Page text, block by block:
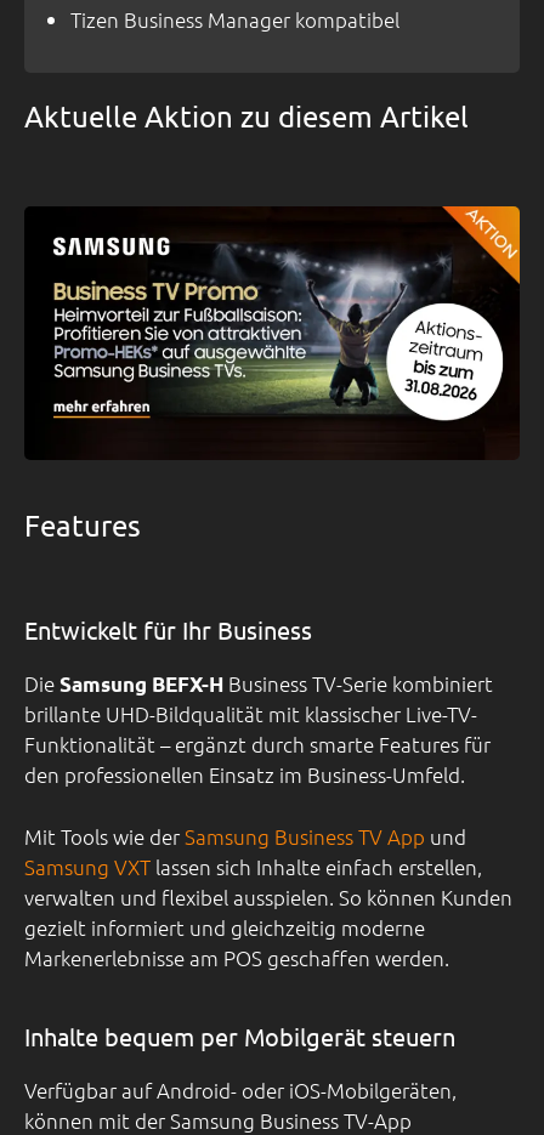
Tizen Business Manager kompatibel
Aktuelle Aktion zu diesem Artikel
Features
Entwickelt für Ihr Business
DieSamsung BEFX-H Business TV-Serie kombiniert
brillante UHD-Bildqualität mit klassischer Live-TV-
Funktionalität – ergänzt durch smarte Features für
den professionellen Einsatz im Business-Umfeld.
Mit Tools wie derSamsung Business TV App und
Samsung VXT lassen sich Inhalte einfach erstellen,
verwalten und flexibel ausspielen. So können Kunden
gezielt informiert und gleichzeitig moderne
Markenerlebnisse am POS geschaffen werden.
Inhalte bequem per Mobilgerät steuern
Verfügbar auf Android- oder iOS-Mobilgeräten,
können mit der Samsung Business TV-App